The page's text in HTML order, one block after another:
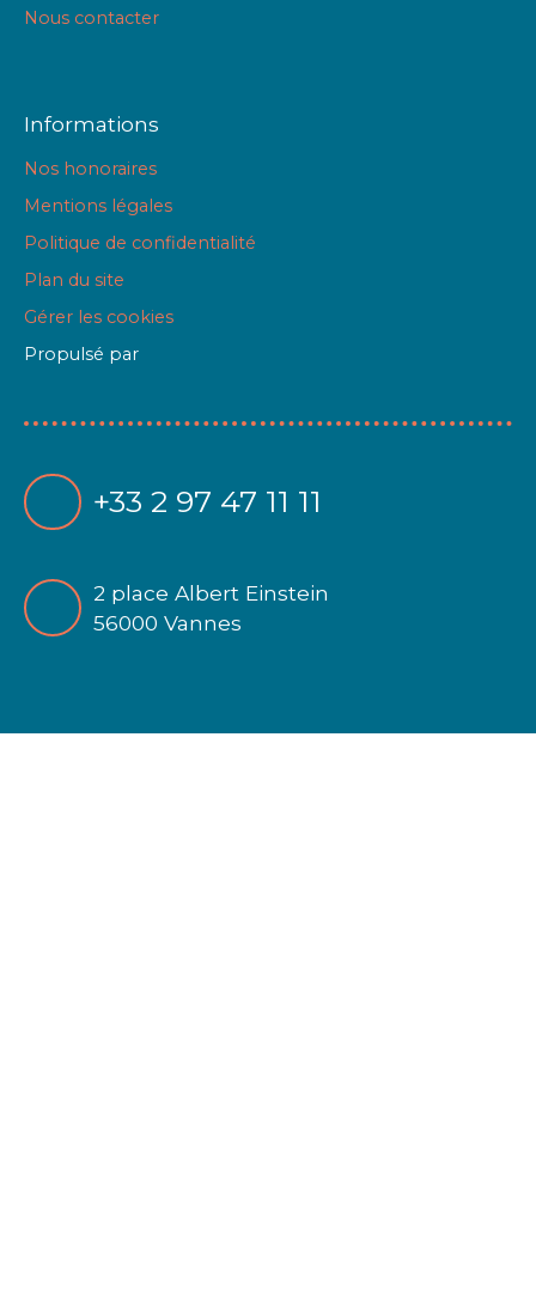
Nous contacter
Informations
Nos honoraires
Mentions légales
Politique de confidentialité
Plan du site
Gérer les cookies
Propulsé par
+33 2 97 47 11 11
2 place Albert Einstein
56000 Vannes